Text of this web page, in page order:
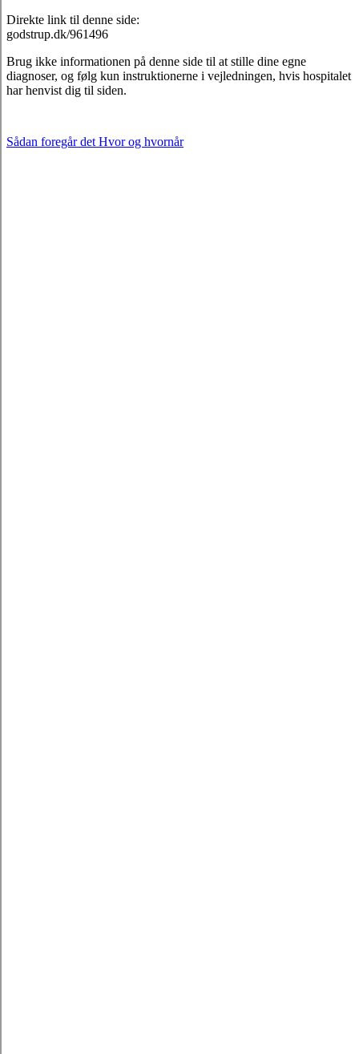
Direkte link til denne side:
godstrup.dk/961496
Brug ikke informationen på denne side til at stille dine egne
diagnoser, og følg kun instruktionerne i vejledningen, hvis hospitalet
har henvist dig til siden.
Sådan foregår det Hvor og hvornår